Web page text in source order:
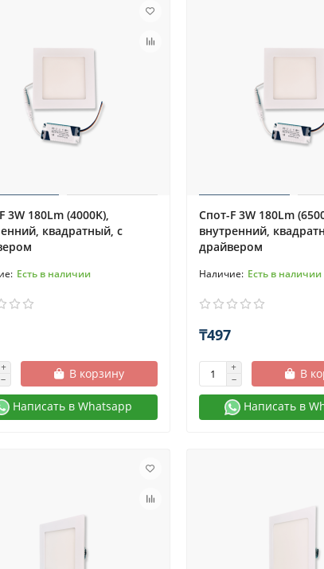
3W 180Lm (4000K),
квадратный, с
Есть в наличии
В корзину
Написать в Whatsapp
Спот-F 3W 180Lm
внутренний,
драйвером
Есть в наличии
₸497
В
Написать в